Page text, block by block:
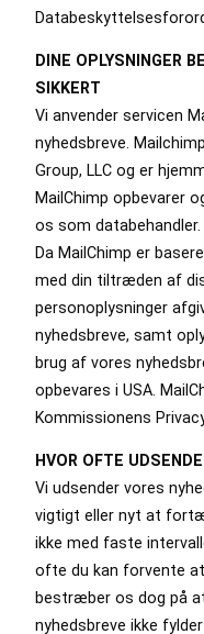
DINE OPLYSNINGER
SIKKERT
Vi anvender servicen
nyhedsbreve.
Group, LLC og er
MailChimp opbevarer
os som databehandler.
Da MailChimp er
med din tiltræden af
personoplysninger
nyhedsbreve, samt
brug af vores
opbevares i USA.
Kommissionens
HVOR OFTE
Vi udsender vores
vigtigt eller nyt at
ikke med faste
ofte du kan forvente
bestræber os dog på
nyhedsbreve ikke